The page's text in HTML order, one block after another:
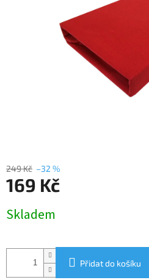
249 Kč –32 %
169 Kč
cena:
Skladem
Přidat do košíku